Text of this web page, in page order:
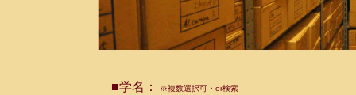
■学名： ※複数選択可・or検索